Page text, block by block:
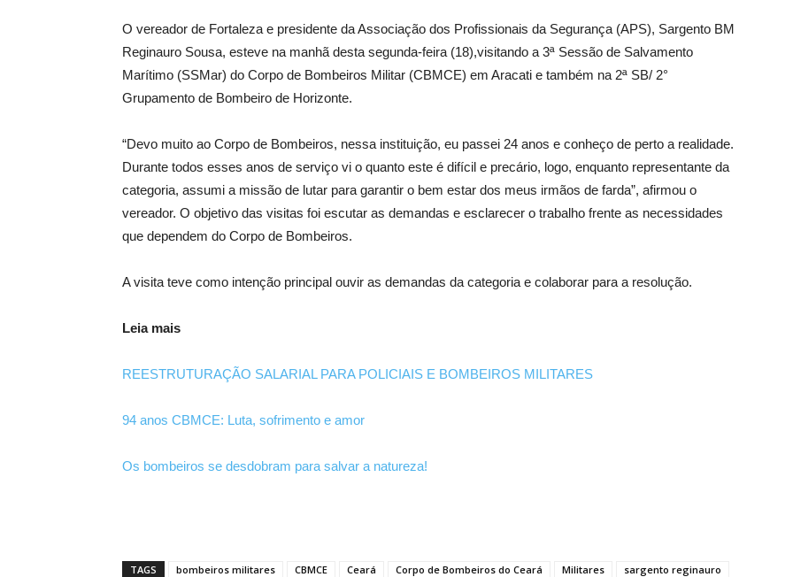
O vereador de Fortaleza e presidente da Associação dos Profissionais da Segurança (APS), Sargento BM
Reginauro Sousa, esteve na manhã desta segunda-feira (18),visitando a 3ª Sessão de Salvamento
Marítimo (SSMar) do Corpo de Bombeiros Militar (CBMCE) em Aracati e também na 2ª SB/ 2°
Grupamento de Bombeiro de Horizonte.
“Devo muito ao Corpo de Bombeiros, nessa instituição, eu passei 24 anos e conheço de perto a realidade.
Durante todos esses anos de serviço vi o quanto este é difícil e precário, logo, enquanto representante da
categoria, assumi a missão de lutar para garantir o bem estar dos meus irmãos de farda”, afirmou o
vereador. O objetivo das visitas foi escutar as demandas e esclarecer o trabalho frente as necessidades
que dependem do Corpo de Bombeiros.
A visita teve como intenção principal ouvir as demandas da categoria e colaborar para a resolução.
Leia mais
REESTRUTURAÇÃO SALARIAL PARA POLICIAIS E BOMBEIROS MILITARES
94 anos CBMCE: Luta, sofrimento e amor
Os bombeiros se desdobram para salvar a natureza!
TAGS bombeiros militares CBMCE Ceará Corpo de Bombeiros do Ceará Militares
sargento reginauro